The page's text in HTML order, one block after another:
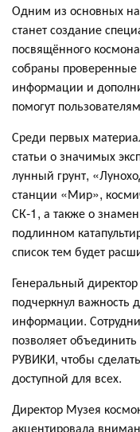
Одним из основных
станет создание
посвящённого
собраны проверенные
информации и
помогут
Среди первых
статьи о значимых
лунный грунт,
станции «Мир»,
СК-1, а также о
подлинном
список тем будет
Генеральный
подчеркнул важность
информации.
позволяет
РУВИКИ, чтобы
доступной для всех.
Директор Музея
акцентировала